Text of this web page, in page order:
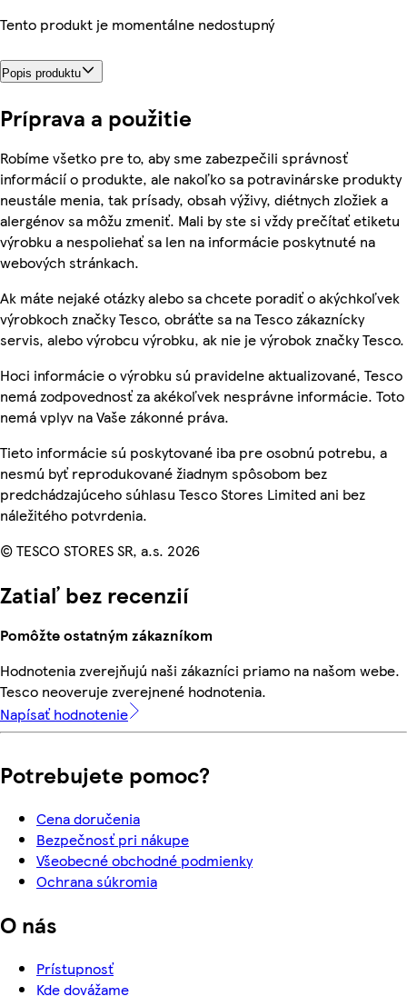
Tento produkt je momentálne nedostupný
Popis produktu
Príprava a použitie
Robíme všetko pre to, aby sme zabezpečili správnosť
informácií o produkte, ale nakoľko sa potravinárske produkty
neustále menia, tak prísady, obsah výživy, diétnych zložiek a
alergénov sa môžu zmeniť. Mali by ste si vždy prečítať etiketu
výrobku a nespoliehať sa len na informácie poskytnuté na
webových stránkach.
Ak máte nejaké otázky alebo sa chcete poradiť o akýchkoľvek
výrobkoch značky Tesco, obráťte sa na Tesco zákaznícky
servis, alebo výrobcu výrobku, ak nie je výrobok značky Tesco.
Hoci informácie o výrobku sú pravidelne aktualizované, Tesco
nemá zodpovednosť za akékoľvek nesprávne informácie. Toto
nemá vplyv na Vaše zákonné práva.
Tieto informácie sú poskytované iba pre osobnú potrebu, a
nesmú byť reprodukované žiadnym spôsobom bez
predchádzajúceho súhlasu Tesco Stores Limited ani bez
náležitého potvrdenia.
© TESCO STORES SR, a.s. 2026
Zatiaľ bez recenzií
Pomôžte ostatným zákazníkom
Hodnotenia zverejňujú naši zákazníci priamo na našom webe.
Tesco neoveruje zverejnené hodnotenia.
Napísať hodnotenie
Potrebujete pomoc?
Cena doručenia
Bezpečnosť pri nákupe
Všeobecné obchodné podmienky
Ochrana súkromia
O nás
Prístupnosť
Kde dovážame